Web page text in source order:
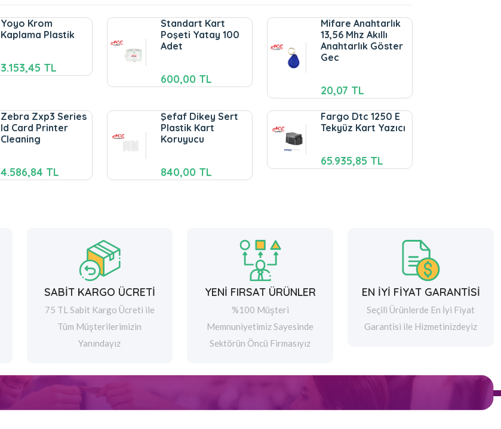
Yoyo Krom
Kaplama Plastik
3.153,45 TL
Standart Kart
Poşeti Yatay 100
Adet
600,00 TL
Mifare Anahtarlık
13,56 Mhz Akıllı
Anahtarlık Göster
Gec
20,07 TL
Zebra Zxp3 Series
Id Card Printer
Cleaning
4.586,84 TL
Şefaf Dikey Sert
Plastik Kart
Koruyucu
840,00 TL
Fargo Dtc 1250 E
Tekyüz Kart Yazıcı
65.935,85 TL
SABİT KARGO ÜCRETİ
75 TL Sabit Kargo Ücreti ile
Tüm Müşterilerimizin
Yanındayız
YENİ FIRSAT ÜRÜNLER
%100 Müşteri
Memnuniyetimiz Sayesinde
Sektörün Öncü Firmasıyız
EN İYİ FİYAT GARANTİSİ
Seçili Ürünlerde En İyi Fiyat
Garantisi ile Hizmetinizdeyiz